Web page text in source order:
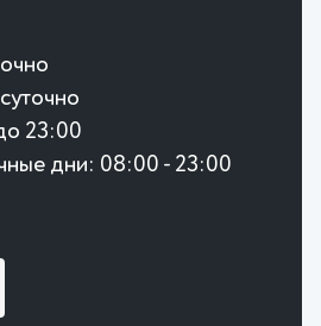
23:00
дни: 08:00 - 23:00